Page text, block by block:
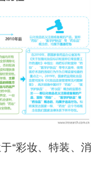
“彩妆、特装、消